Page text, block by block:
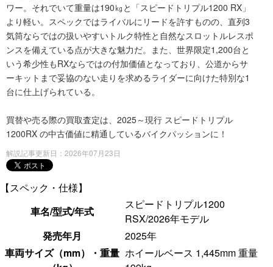
ワー。それでいて重量は190㎏と「スピードトリプル1200 RX」
より軽い。スペックではライバルにリードを許すものの、直列3
気筒ならではの扱いやすいトルク特性と自然なスロットルレスポ
ンスを備えている点が大きな魅力だ。また、世界限定1,200台と
いう希少性もRXならではの付加価値となっており、公道からサ
ーキットまで妥協のない走りを求めるライダーに向けた特別な1
台に仕上げられている。
買替や売る際の買取査定は、2025～現行 スピードトリプル
1200RX の中古価値に精通しているバイクパッションに！
解説記事更新日：2026年07月23日
【スペック・仕様】
車名/型式/年式
スピードトリプル1200
RSX/2026年モデル
発売年月
2025年
車両サイズ（mm）・重量 ホイールベース 1,445mm 重量